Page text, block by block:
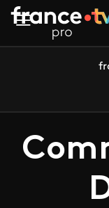
Aller au contenu